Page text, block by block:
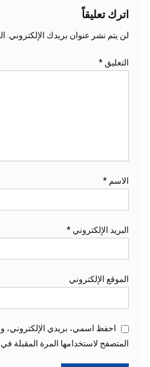
اترك تعليقاً
لن يتم نشر عنوان بريدك الإلكتروني.
التعليق *
الاسم *
البريد الإلكتروني *
الموقع الإلكتروني
احفظ اسمي، بريدي الإلكتروني،
المتصفح لاستخدامها المرة المقبلة في